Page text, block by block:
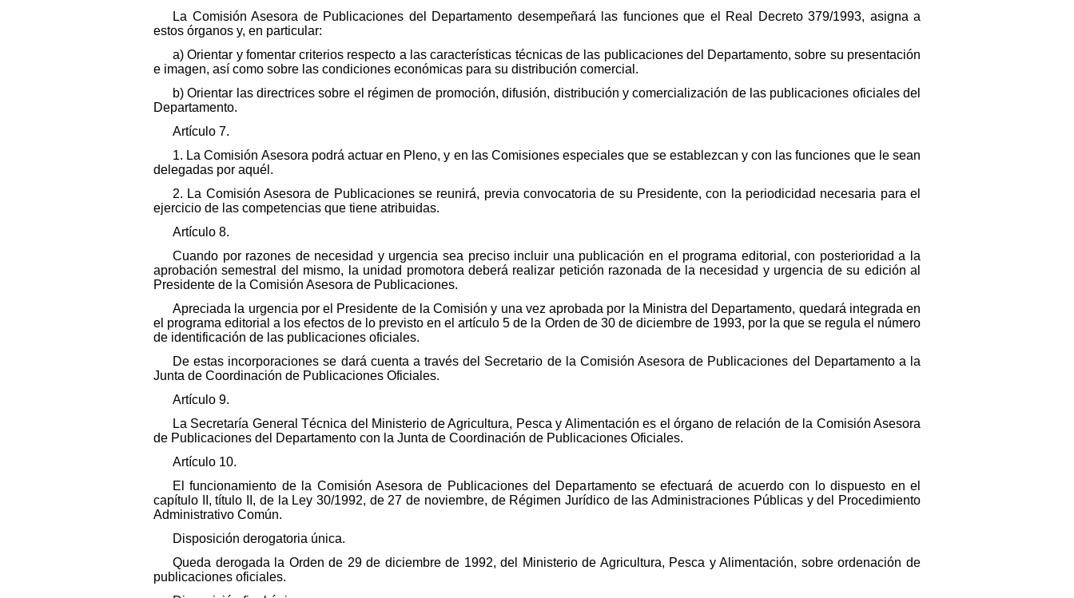
La Comisión Asesora de Publicaciones del Departamento desempeñará las funciones que el Real Decreto 379/1993, asigna a
estos órganos y, en particular:
a) Orientar y fomentar criterios respecto a las características técnicas de las publicaciones del Departamento, sobre su presentación
e imagen, así como sobre las condiciones económicas para su distribución comercial.
b) Orientar las directrices sobre el régimen de promoción, difusión, distribución y comercialización de las publicaciones oficiales del
Departamento.
Artículo 7.
1. La Comisión Asesora podrá actuar en Pleno, y en las Comisiones especiales que se establezcan y con las funciones que le sean
delegadas por aquél.
2. La Comisión Asesora de Publicaciones se reunirá, previa convocatoria de su Presidente, con la periodicidad necesaria para el
ejercicio de las competencias que tiene atribuidas.
Artículo 8.
Cuando por razones de necesidad y urgencia sea preciso incluir una publicación en el programa editorial, con posterioridad a la
aprobación semestral del mismo, la unidad promotora deberá realizar petición razonada de la necesidad y urgencia de su edición al
Presidente de la Comisión Asesora de Publicaciones.
Apreciada la urgencia por el Presidente de la Comisión y una vez aprobada por la Ministra del Departamento, quedará integrada en
el programa editorial a los efectos de lo previsto en el artículo 5 de la Orden de 30 de diciembre de 1993, por la que se regula el número
de identificación de las publicaciones oficiales.
De estas incorporaciones se dará cuenta a través del Secretario de la Comisión Asesora de Publicaciones del Departamento a la
Junta de Coordinación de Publicaciones Oficiales.
Artículo 9.
La Secretaría General Técnica del Ministerio de Agricultura, Pesca y Alimentación es el órgano de relación de la Comisión Asesora
de Publicaciones del Departamento con la Junta de Coordinación de Publicaciones Oficiales.
Artículo 10.
El funcionamiento de la Comisión Asesora de Publicaciones del Departamento se efectuará de acuerdo con lo dispuesto en el
capítulo II, título II, de la Ley 30/1992, de 27 de noviembre, de Régimen Jurídico de las Administraciones Públicas y del Procedimiento
Administrativo Común.
Disposición derogatoria única.
Queda derogada la Orden de 29 de diciembre de 1992, del Ministerio de Agricultura, Pesca y Alimentación, sobre ordenación de
publicaciones oficiales.